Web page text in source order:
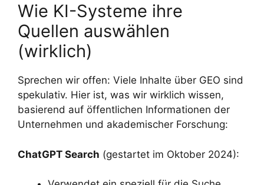
Wie KI-Systeme ihre
Quellen auswählen
(wirklich)
Sprechen wir offen: Viele Inhalte über GEO sind
spekulativ. Hier ist, was wir wirklich wissen,
basierend auf öffentlichen Informationen der
Unternehmen und akademischer Forschung:
ChatGPT Search (gestartet im Oktober 2024):